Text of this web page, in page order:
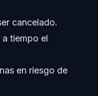
obtener la
Acción Diferida para
de DACA?
cancelado.
tiempo el
en riesgo de